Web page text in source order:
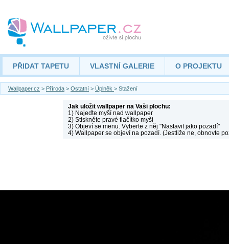
PŘIDAT TAPETU VLASTNÍ GALERIE O PROJEKTU
Wallpaper.cz > Příroda > Ostatní > Úplněk > Stažení
Jak uložit wallpaper na Vaši plochu:
1) Najeďte myší nad wallpaper
2) Stiskněte pravé tlačítko myši
3) Objeví se menu. Vyberte z něj "Nastavit jako pozadí"
4) Wallpaper se objeví na pozadí. (Jestliže ne, obnovte